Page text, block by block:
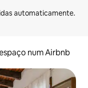
num Airbnb